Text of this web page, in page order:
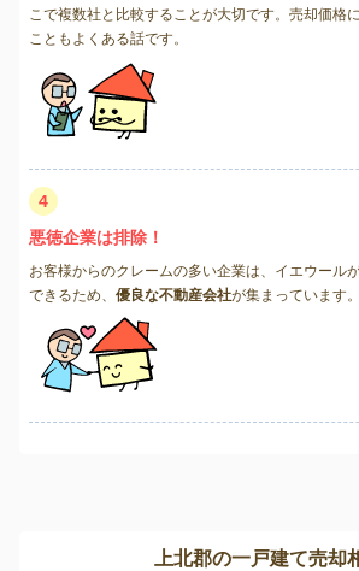
こで複数社と比較することが大切です。売却価格
こともよくある話です。
4
悪徳企業は排除！
お客様からのクレームの多い企業は、イエウール
できるため、 優良な不動産会社が集まっています。
上北郡の一戸建て売却